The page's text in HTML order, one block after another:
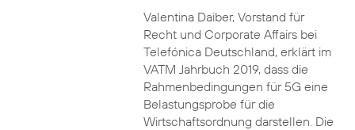
Valentina Daiber, Vorstand für
Recht und Corporate Affairs bei
Telefónica Deutschland, erklärt im
VATM Jahrbuch 2019, dass die
Rahmenbedingungen für 5G eine
Belastungsprobe für die
Wirtschaftsordnung darstellen. Die